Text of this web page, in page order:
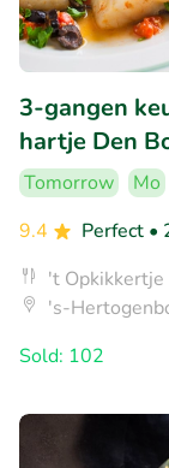
3-gangen
hartje Den
Tomorrow Mo
9.4
Perfect •
't Opkikkertje
's-
Sold: 102